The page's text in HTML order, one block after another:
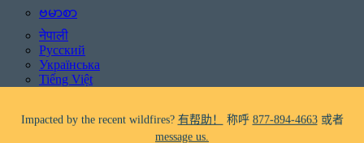
ဗမာစာ
नेपाली
Русский
Українська
Tiếng Việt
Impacted by the recent wildfires?